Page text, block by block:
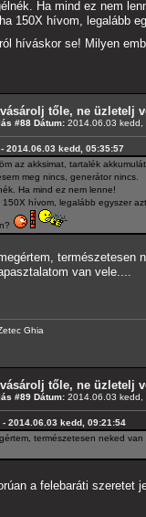
Ha mind ez nem
150X hívom, legalább
híváskor se! Milyen
tőle, ne üzletelj
#88 Dátum: 2014.06.03 kedd,
2014.06.03 kedd, 05:35:57
az akksimat, tartalék
meg nincs, generátor nincs.
Ha mind ez nem lenne!
hívom, legalább egyszer
természetesen
van vele....
Ghia
tőle, ne üzletelj
#89 Dátum: 2014.06.03 kedd,
2014.06.03 kedd, 09:21:54
természetesen neked
a felebaráti szeretet